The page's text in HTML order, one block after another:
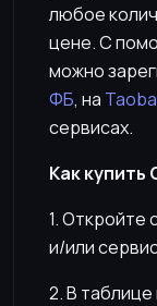
любое
цене. С
можно
ФБ, на
сервисах.
Как
1. Откройте
и/или
2. В